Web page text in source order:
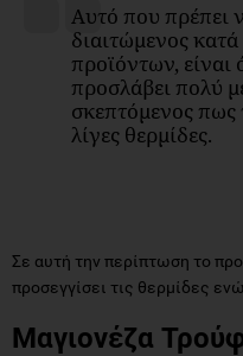
Αυτό που πρέπει
διαιτώμενος
προϊόντων, είναι
προσλάβει πολύ
σκεπτόμενος πως
λίγες θερμίδες.
Σε αυτή την περίπτωση το
προσεγγίσει τις θερμίδες
Μαγιονέζα